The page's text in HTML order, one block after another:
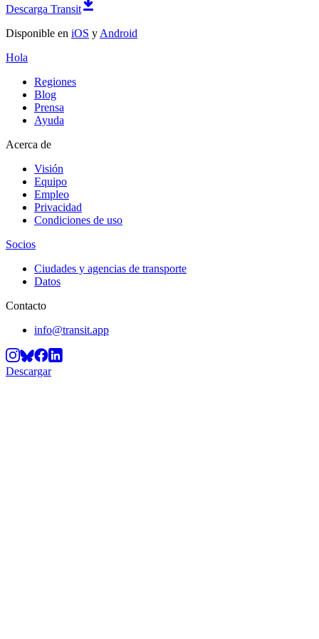
Descarga Transit
Disponible en iOS y Android
Hola
Regiones
Blog
Prensa
Ayuda
Acerca de
Visión
Equipo
Empleo
Privacidad
Condiciones de uso
Socios
Ciudades y agencias de transporte
Datos
Contacto
info@transit.app
Descargar